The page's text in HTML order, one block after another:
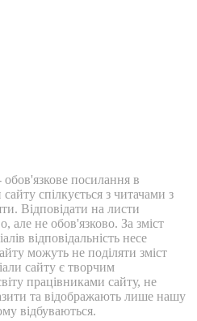
обов'язкове посилання в
спілкується з читачами з
Відповідати на листи
але не обов'язково. За зміст
відповідальність несе
можуть не поділяти зміст
сайту є творчим
працівниками сайту, не
та відображають лише нашу
відбуваються.